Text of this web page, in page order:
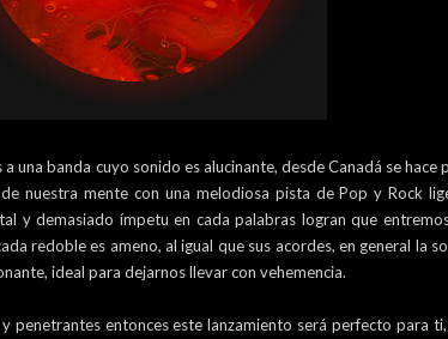
una banda cuyo sonido es alucinante, desde Canadá se hace
nuestra mente con una melodiosa pista de Pop y Rock
y demasiado ímpetu en cada palabras logran que
redoble es ameno, al igual que sus acordes, en general la
ideal para dejarnos llevar con vehemencia.
penetrantes entonces este lanzamiento será perfecto para